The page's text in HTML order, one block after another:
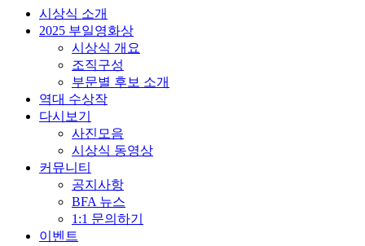
시상식 소개
2025 부일영화상
시상식 개요
조직구성
부문별 후보 소개
역대 수상작
다시보기
사진모음
시상식 동영상
커뮤니티
공지사항
BFA 뉴스
1:1 문의하기
이벤트